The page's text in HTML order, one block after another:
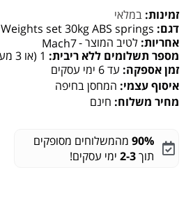
זמינות: במלאי
דגם: Weights set 30kg ABS springs
אחריות: לטיב המוצר -Mach7
מספר תשלומים ללא ריבית: 1 (או 3 מעל 1,000 ₪)
זמן אספקה: עד 6 ימי עסקים
איסוף עצמי: המחסן בחיפה
מחיר משלוח: חינם
90% מהמשלוחים מסופקים
תוך2-3 ימי עסקים!